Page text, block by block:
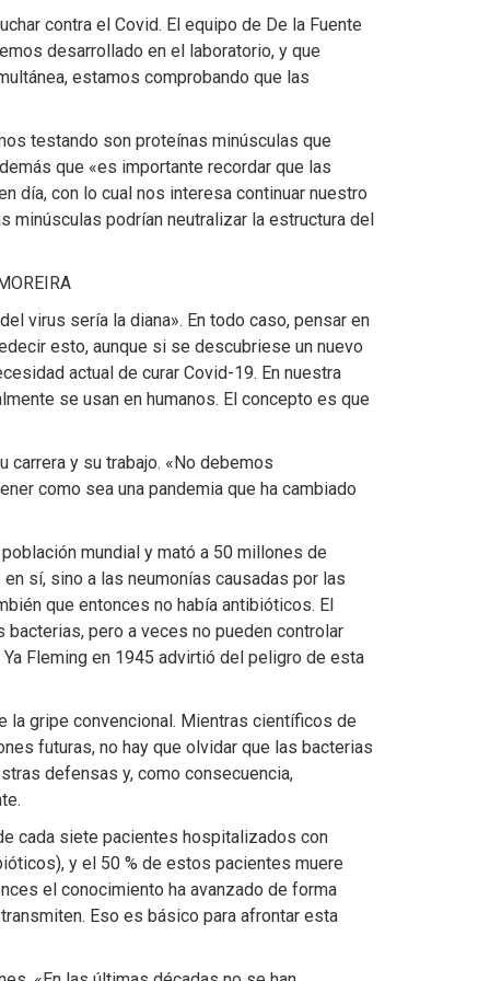
contra el Covid. El equipo de De la Fuente
desarrollado en el laboratorio, y que
estamos comprobando que las
testando son proteínas minúsculas que
que «es importante recordar que las
día, con lo cual nos interesa continuar nuestro
podrían neutralizar la estructura del
virus sería la diana». En todo caso, pensar en
esto, aunque si se descubriese un nuevo
actual de curar Covid-19. En nuestra
se usan en humanos. El concepto es que
carrera y su trabajo. «No debemos
como sea una pandemia que ha cambiado
mundial y mató a 50 millones de
sí, sino a las neumonías causadas por las
que entonces no había antibióticos. El
pero a veces no pueden controlar
Fleming en 1945 advirtió del peligro de esta
la gripe convencional. Mientras científicos de
futuras, no hay que olvidar que las bacterias
defensas y, como consecuencia,
cada siete pacientes hospitalizados con
y el 50 % de estos pacientes muere
el conocimiento ha avanzado de forma
Eso es básico para afrontar esta